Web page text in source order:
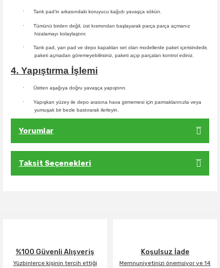
· Tank pad’in arkasındaki koruyucu kağıdı yavaşça sökün.
·
Tümünü birden değil, üst kısmından başlayarak parça parça açmanız
hizalamayı kolaylaştırır.
·
Tank pad, yan pad ve depo kapakları set olan modellerde paket içerisindedir,
paketi açmadan göremeyebilirsiniz, paketi açıp parçaları kontrol ediniz.
4. Yapıştırma İşlemi
· Üstten aşağıya doğru yavaşça yapıştırın.
·
Yapışkan yüzey ile depo arasına hava girmemesi için parmaklarınızla veya
yumuşak bir bezle bastırarak ilerleyin.
Yorumlar
Taksit Seçenekleri
%100 Güvenli Alışveriş
Yüzbinlerce kişinin tercih ettiği
Koşulsuz İade
Memnuniyetinizi önemsiyor ve 14